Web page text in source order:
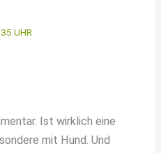
UHR
Ist wirklich eine
mit Hund. Und